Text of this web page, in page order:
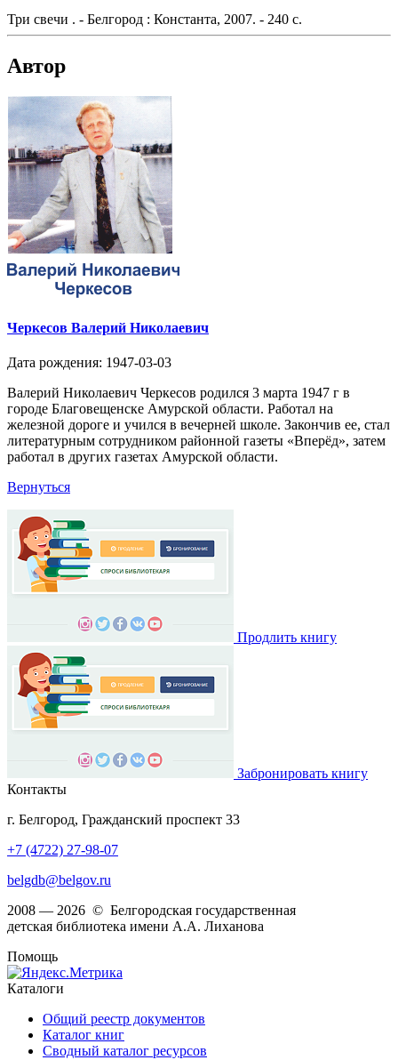
Три свечи . - Белгород : Константа, 2007. - 240 с.
Автор
Черкесов Валерий Николаевич
Дата рождения: 1947-03-03
Валерий Николаевич Черкесов родился 3 марта 1947 г в
городе Благовещенске Амурской области. Работал на
железной дороге и учился в вечерней школе. Закончив ее, стал
литературным сотрудником районной газеты «Вперёд», затем
работал в других газетах Амурской области.
Вернуться
Продлить книгу
Забронировать книгу
Контакты
г. Белгород, Гражданский проспект 33
+7 (4722) 27-98-07
belgdb@belgov.ru
2008 — 2026 © Белгородская государственная
детская библиотека имени А.А. Лиханова
Помощь
Каталоги
Общий реестр документов
Каталог книг
Сводный каталог ресурсов